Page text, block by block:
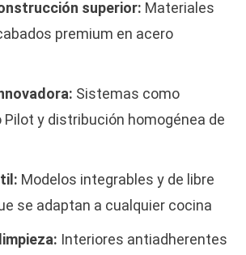
superior: Materiales
premium en acero
Sistemas como
Pilot y distribución homogénea de
Modelos integrables y de libre
se adaptan a cualquier cocina
Interiores antiadherentes